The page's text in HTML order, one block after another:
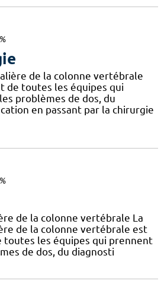
de la colonne vertébrale
de toutes les équipes qui
problèmes de dos, du
en passant par la chirurgie
de la colonne vertébrale La
de la colonne vertébrale est
toutes les équipes qui prennent
de dos, du diagnosti